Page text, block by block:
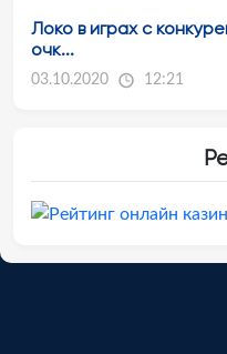
Локо в играх с
очк...
03.10.2020 12:21